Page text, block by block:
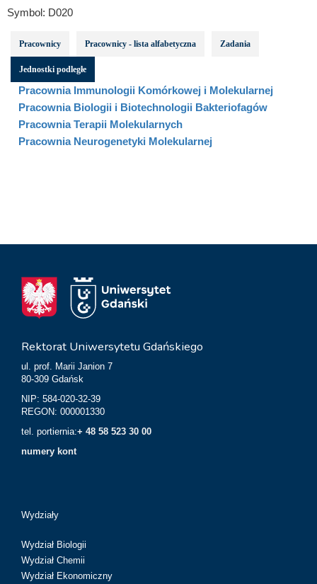
Symbol: D020
Pracownicy Pracownicy - lista alfabetyczna Zadania
Jednostki podległe
Pracownia Immunologii Komórkowej i Molekularnej
Pracownia Biologii i Biotechnologii Bakteriofagów
Pracownia Terapii Molekularnych
Pracownia Neurogenetyki Molekularnej
Rektorat Uniwersytetu Gdańskiego
ul. prof. Marii Janion 7
80-309 Gdańsk
NIP: 584-020-32-39
REGON: 000001330
tel. portiernia:+ 48 58 523 30 00
numery kont
Wydziały
Wydział Biologii
Wydział Chemii
Wydział Ekonomiczny